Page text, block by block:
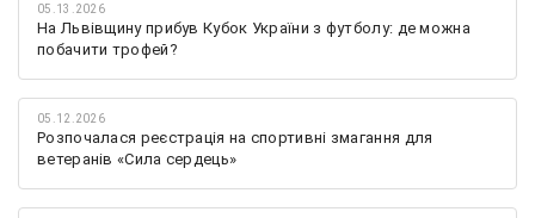
05.13.2026
На Львівщину прибув Кубок України з футболу: де можна
побачити трофей?
05.12.2026
Розпочалася реєстрація на спортивні змагання для
ветеранів «Сила сердець»